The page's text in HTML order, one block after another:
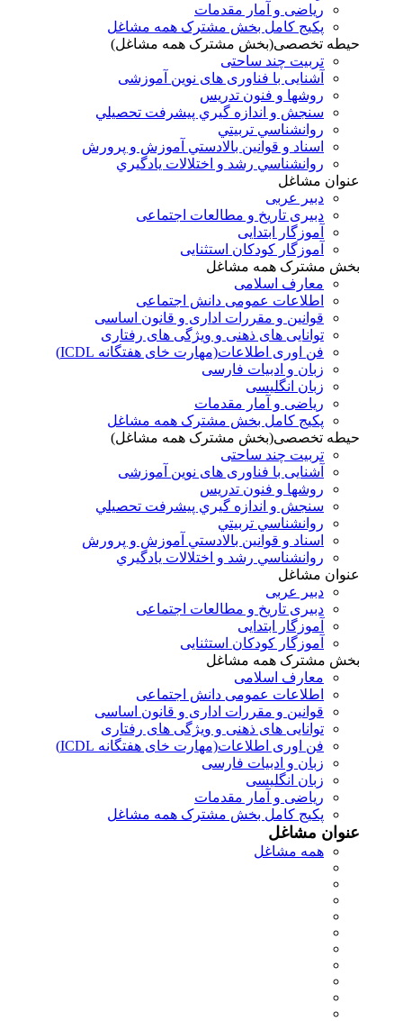
ریاضی و آمار مقدمات
پکیج کامل بخش مشترک همه مشاغل
حیطه تخصصی(بخش مشترک همه مشاغل)
تربیت چند ساحتی
آشنایی با فناوری های نوین آموزشی
روشها و فنون تدريس
سنجش و اندازه گيري پيشرفت تحصيلي
روانشناسي تربيتي
اسناد و قوانين بالادستي آموزش و پرورش
روانشناسي رشد و اختلالات يادگيري
عنوان مشاغل
دبير عربی
دبیری تاریخ و مطالعات اجتماعی
آموزگار ابتدایی
آموزگار کودکان استثنایی
بخش مشترک همه مشاغل
معارف اسلامی
اطلاعات عمومی دانش اجتماعی
قوانین و مقررات اداری و قانون اساسی
توانایی های ذهنی و ویژگی های رفتاری
فن اوری اطلاعات(مهارت خای هفتگانه ICDL)
زبان و ادبیات فارسی
زبان انگلیسی
ریاضی و آمار مقدمات
پکیج کامل بخش مشترک همه مشاغل
حیطه تخصصی(بخش مشترک همه مشاغل)
تربیت چند ساحتی
آشنایی با فناوری های نوین آموزشی
روشها و فنون تدريس
سنجش و اندازه گيري پيشرفت تحصيلي
روانشناسي تربيتي
اسناد و قوانين بالادستي آموزش و پرورش
روانشناسي رشد و اختلالات يادگيري
عنوان مشاغل
دبير عربی
دبیری تاریخ و مطالعات اجتماعی
آموزگار ابتدایی
آموزگار کودکان استثنایی
بخش مشترک همه مشاغل
معارف اسلامی
اطلاعات عمومی دانش اجتماعی
قوانین و مقررات اداری و قانون اساسی
توانایی های ذهنی و ویژگی های رفتاری
فن اوری اطلاعات(مهارت خای هفتگانه ICDL)
زبان و ادبیات فارسی
زبان انگلیسی
ریاضی و آمار مقدمات
پکیج کامل بخش مشترک همه مشاغل
عنوان مشاغل
همه مشاغل